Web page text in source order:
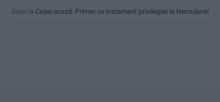
Dorin la Coșei acuză: Primar cu tratament privilegiat la Herculane!